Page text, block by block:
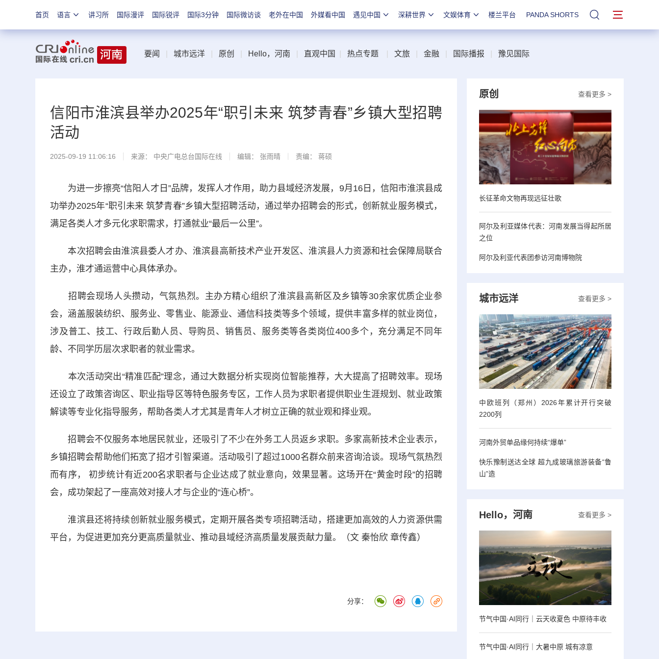
首页 语言 讲习所 国际漫评 国际锐评 国际3分钟 国际微访谈 老外在中国 外媒看中国 遇见中国 深耕世界 文娱体育 楼兰平台 PANDA SHORTS 站内搜索
要闻 城市远洋 原创 Hello，河南 直观中国 热点专题 文旅 金融 国际播报 豫见国际
信阳市淮滨县举办2025年“职引未来 筑梦青春”乡镇大型招聘
活动
2025-09-19 11:06:16 来源： 中央广电总台国际在线 编辑： 张雨晴 责编： 蒋硕
为进一步擦亮“信阳人才日”品牌，发挥人才作用，助力县域经济发展，9月16日，信阳市淮滨县成
功举办2025年“职引未来 筑梦青春”乡镇大型招聘活动，通过举办招聘会的形式，创新就业服务模式，
满足各类人才多元化求职需求，打通就业“最后一公里”。
本次招聘会由淮滨县委人才办、淮滨县高新技术产业开发区、淮滨县人力资源和社会保障局联合
主办，淮才通运营中心具体承办。
招聘会现场人头攒动，气氛热烈。主办方精心组织了淮滨县高新区及乡镇等30余家优质企业参
会，涵盖服装纺织、服务业、零售业、能源业、通信科技类等多个领域，提供丰富多样的就业岗位，
涉及普工、技工、行政后勤人员、导购员、销售员、服务类等各类岗位400多个，充分满足不同年
龄、不同学历层次求职者的就业需求。
本次活动突出“精准匹配”理念，通过大数据分析实现岗位智能推荐，大大提高了招聘效率。现场
还设立了政策咨询区、职业指导区等特色服务专区，工作人员为求职者提供职业生涯规划、就业政策
解读等专业化指导服务，帮助各类人才尤其是青年人才树立正确的就业观和择业观。
招聘会不仅服务本地居民就业，还吸引了不少在外务工人员返乡求职。多家高新技术企业表示，
乡镇招聘会帮助他们拓宽了招才引智渠道。活动吸引了超过1000名群众前来咨询洽谈。现场气氛热烈
而有序， 初步统计有近200名求职者与企业达成了就业意向，效果显著。这场开在“黄金时段”的招聘
会，成功架起了一座高效对接人才与企业的“连心桥”。
淮滨县还将持续创新就业服务模式，定期开展各类专项招聘活动，搭建更加高效的人力资源供需
平台，为促进更加充分更高质量就业、推动县域经济高质量发展贡献力量。（文 秦怡欣 章传鑫）
分享：
查看更多 >
原创
长征革命文物再现远征壮歌
阿尔及利亚媒体代表：河南发展当得起所居
之位
阿尔及利亚代表团参访河南博物院
查看更多 >
城市远洋
中欧班列（郑州）2026年累计开行突破
2200列
河南外贸单品缘何持续“爆单”
快乐豫制送达全球 超九成玻璃旅游装备“鲁
山”造
查看更多 >
Hello，河南
节气中国·AI同行｜云天收夏色 中原待丰收
节气中国·AI同行｜大暑中原 城有凉意